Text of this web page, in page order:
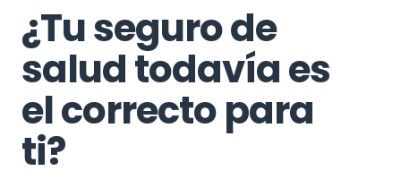
¿Tu seguro de
salud todavía es
el correcto para
ti?